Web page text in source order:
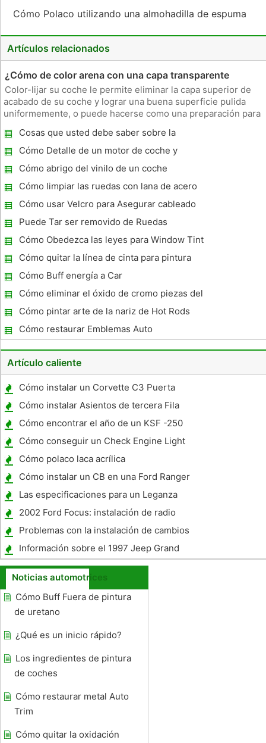
Cómo Polaco utilizando una almohadilla de espuma
Artículos relacionados
¿Cómo de color arena con una capa transparente
Color-lijar su coche le permite eliminar la capa superior de
acabado de su coche y lograr una buena superficie pulida
uniformemente, o puede hacerse como una preparación para
de asegurarse de que la arena del coche de manera uniforme
es usar
Cosas que usted debe saber sobre la
Pintura
Cómo Detalle de un motor de coche y
Compartimiento
Cómo abrigo del vinilo de un coche
Cómo limpiar las ruedas con lana de acero
Cómo usar Velcro para Asegurar cableado
Dashboard
Puede Tar ser removido de Ruedas
Chrome?
Cómo Obedezca las leyes para Window Tint
Cómo quitar la línea de cinta para pintura
Auto
Cómo Buff energía a Car
Cómo eliminar el óxido de cromo piezas del
motor sin dañar el Chrome
Cómo pintar arte de la nariz de Hot Rods
Cómo restaurar Emblemas Auto
Artículo caliente
Cómo instalar un Corvette C3 Puerta
Bisagra de primavera
Cómo instalar Asientos de tercera Fila
Cómo encontrar el año de un KSF -250
Mojave
Cómo conseguir un Check Engine Light
Código para un Honda Civic
Cómo polaco laca acrílica
Cómo instalar un CB en una Ford Ranger
Las especificaciones para un Leganza
2002 Ford Focus: instalación de radio
Problemas con la instalación de cambios
manual
Información sobre el 1997 Jeep Grand
Cherokee Laredo
Noticias automotrices
Cómo Buff Fuera de pintura
de uretano
¿Qué es un inicio rápido?
Los ingredientes de pintura
de coches
Cómo restaurar metal Auto
Trim
Cómo quitar la oxidación